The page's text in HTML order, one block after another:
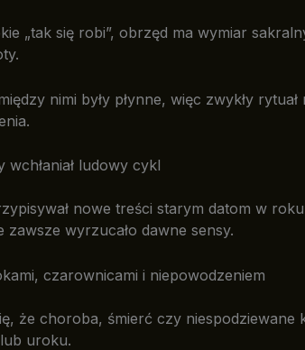
„tak się robi”, obrzęd ma wymiar
nimi były płynne, więc zwykły rytuał
ludowy cykl
nowe treści starym datom w
zawsze wyrzucało dawne sensy.
czarownicami i niepowodzeniem
że choroba, śmierć czy niespodziewane
uroku.